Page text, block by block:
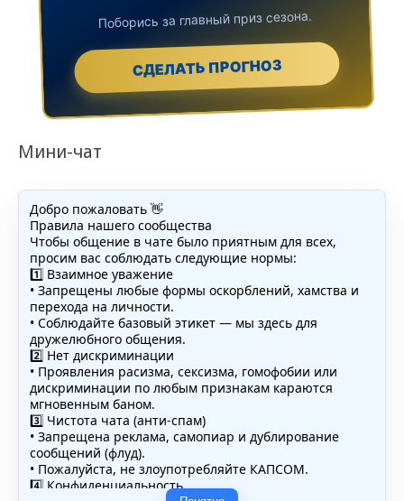
Поборись за главный приз сезона.
СДЕЛАТЬ ПРОГНОЗ
Мини-чат
Добро пожаловать 👋
Правила нашего сообщества
Чтобы общение в чате было приятным для всех,
просим вас соблюдать следующие нормы:
1️⃣ Взаимное уважение
• Запрещены любые формы оскорблений, хамства и
перехода на личности.
• Соблюдайте базовый этикет — мы здесь для
дружелюбного общения.
2️⃣ Нет дискриминации
• Проявления расизма, сексизма, гомофобии или
дискриминации по любым признакам караются
мгновенным баном.
3️⃣ Чистота чата (анти-спам)
• Запрещена реклама, самопиар и дублирование
сообщений (флуд).
• Пожалуйста, не злоупотребляйте КАПСОМ.
4️⃣ Конфиденциальность